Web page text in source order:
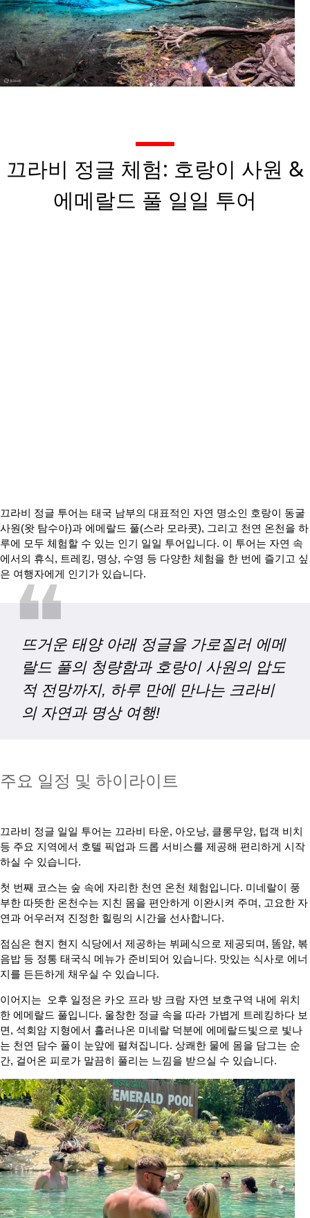
끄라비 정글 체험: 호랑이 사원 &
에메랄드 풀 일일 투어
끄라비 정글 투어는 태국 남부의 대표적인 자연 명소인 호랑이 동굴
사원(왓 탐수아)과 에메랄드 풀(스라 모라콧), 그리고 천연 온천을 하
루에 모두 체험할 수 있는 인기 일일 투어입니다. 이 투어는 자연 속
에서의 휴식, 트레킹, 명상, 수영 등 다양한 체험을 한 번에 즐기고 싶
은 여행자에게 인기가 있습니다.
❝
뜨거운 태양 아래 정글을 가로질러 에메
랄드 풀의 청량함과 호랑이 사원의 압도
적 전망까지, 하루 만에 만나는 크라비
의 자연과 명상 여행!
주요 일정 및 하이라이트
끄라비 정글 일일 투어는 끄라비 타운, 아오낭, 클롱무앙, 텁객 비치
등 주요 지역에서 호텔 픽업과 드롭 서비스를 제공해 편리하게 시작
하실 수 있습니다.
첫 번째 코스는 숲 속에 자리한 천연 온천 체험입니다. 미네랄이 풍
부한 따뜻한 온천수는 지친 몸을 편안하게 이완시켜 주며, 고요한 자
연과 어우러져 진정한 힐링의 시간을 선사합니다.
점심은 현지 현지 식당에서 제공하는 뷔페식으로 제공되며, 똠얌, 볶
음밥 등 정통 태국식 메뉴가 준비되어 있습니다. 맛있는 식사로 에너
지를 든든하게 채우실 수 있습니다.
이어지는 오후 일정은 카오 프라 방 크람 자연 보호구역 내에 위치
한 에메랄드 풀입니다. 울창한 정글 속을 따라 가볍게 트레킹하다 보
면, 석회암 지형에서 흘러나온 미네랄 덕분에 에메랄드빛으로 빛나
는 천연 담수 풀이 눈앞에 펼쳐집니다. 상쾌한 물에 몸을 담그는 순
간, 걸어온 피로가 말끔히 풀리는 느낌을 받으실 수 있습니다.